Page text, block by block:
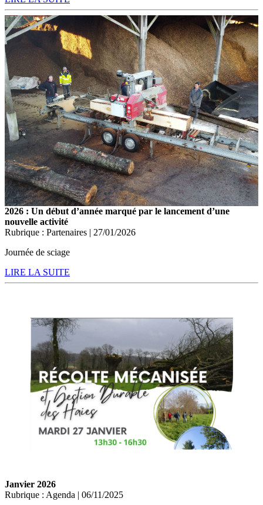
2026 : Un début d’année marqué par le lancement d’une
nouvelle activité
Rubrique : Partenaires | 27/01/2026
Journée de sciage
LIRE LA SUITE
Janvier 2026
Rubrique : Agenda | 06/11/2025